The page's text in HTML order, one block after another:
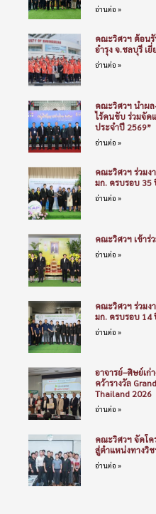
อ่านต่อ »
คณะวิศวฯ ต้อนรั
อำรุง จ.ชลบุรี เ
อ่านต่อ »
คณะวิศวฯ นำผล
ไร้คนขับ ร่วมจัด
ประจำปี 2569”
อ่านต่อ »
คณะวิศวฯ ร่วมง
มก. ครบรอบ 35
อ่านต่อ »
คณะวิศวฯ เข้าร่
อ่านต่อ »
คณะวิศวฯ ร่วม
มก. ครบรอบ 14
อ่านต่อ »
อาจารย์–ศิษย์เก่
คว้ารางวัล
Thailand 2026
อ่านต่อ »
คณะวิศวฯ จัดโค
สู่ตำแหน่งทางวิช
อ่านต่อ »